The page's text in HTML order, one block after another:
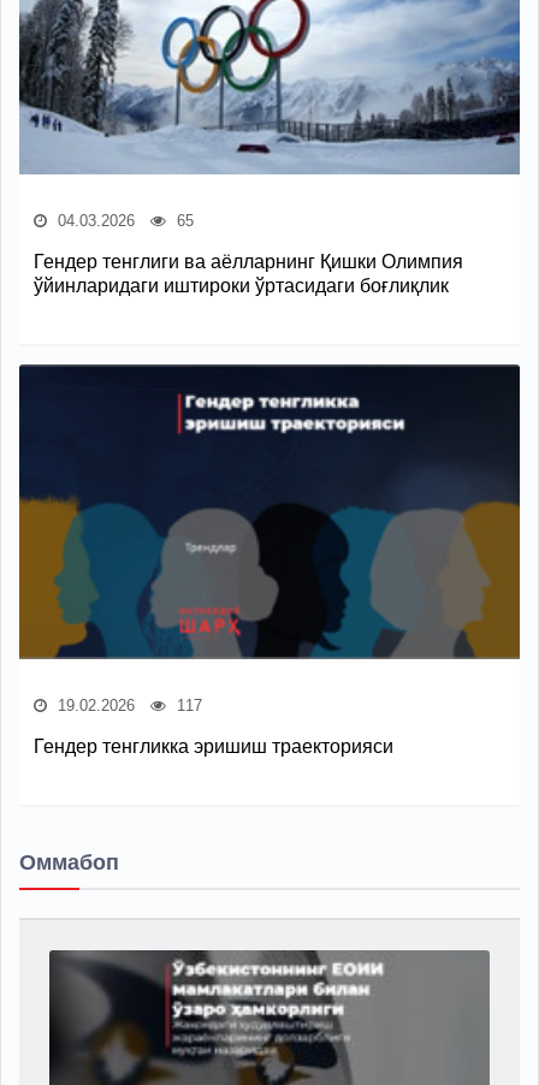
04.03.2026 65
Гендер тенглиги ва аёлларнинг Қишки Олимпия
ўйинларидаги иштироки ўртасидаги боғлиқлик
19.02.2026 117
Гендер тенгликка эришиш траекторияси
Оммабоп